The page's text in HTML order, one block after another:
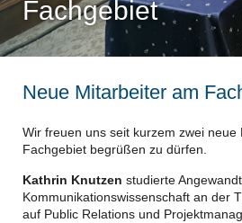
Fachgebiet
Neue Mitarbeiter am
Wir freuen uns seit kurzem zwei neue
Fachgebiet begrüßen zu dürfen.
Kathrin Knutzen studierte
Kommunikationswissenschaft an der
auf Public Relations und